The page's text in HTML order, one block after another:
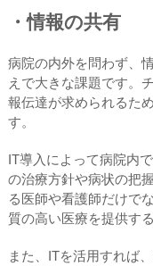
・情報の共有
病院の内外を問わず、
えで大きな課題です。
報伝達が求められるた
す。
IT導入によって病院内
の治療方針や病状の把
る医師や看護師だけで
質の高い医療を提供す
また、ITを活用すれば